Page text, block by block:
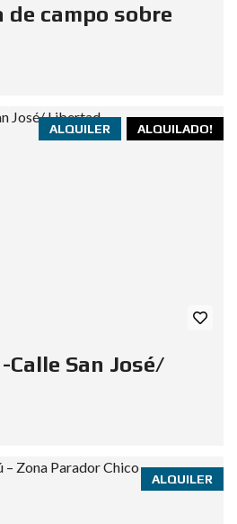
de campo sobre
ALQUILADO!
ALQUILER
San José/
ALQUILER